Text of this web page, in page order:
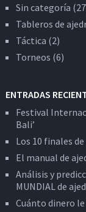
Sin categoría
Tableros de
Táctica (2)
Torneos (6)
ENTRADAS
Festival
Bali’
Los 10 finales
El manual de
Análisis y
MUNDIAL de
Cuánto dinero